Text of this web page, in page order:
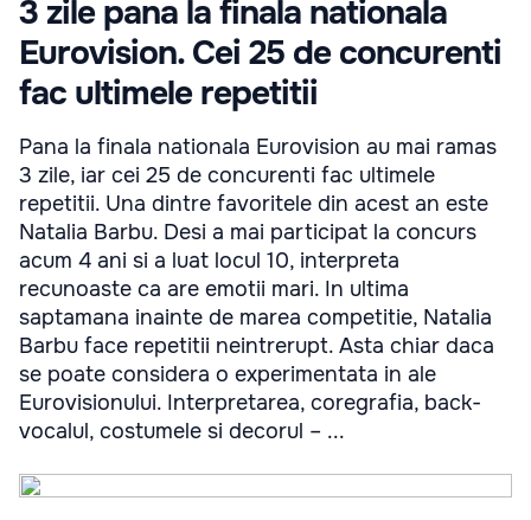
3 zile pana la finala nationala
Eurovision. Cei 25 de concurenti
fac ultimele repetitii
Pana la finala nationala Eurovision au mai ramas
3 zile, iar cei 25 de concurenti fac ultimele
repetitii. Una dintre favoritele din acest an este
Natalia Barbu. Desi a mai participat la concurs
acum 4 ani si a luat locul 10, interpreta
recunoaste ca are emotii mari. In ultima
saptamana inainte de marea competitie, Natalia
Barbu face repetitii neintrerupt. Asta chiar daca
se poate considera o experimentata in ale
Eurovisionului. Interpretarea, coregrafia, back-
vocalul, costumele si decorul – ...